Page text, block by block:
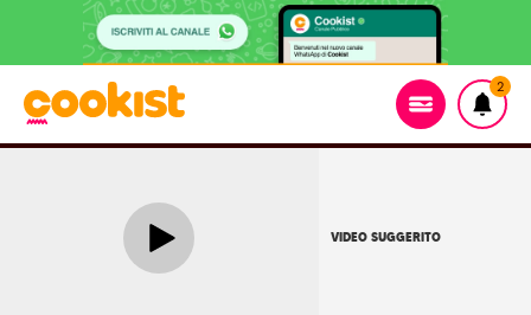
2
VIDEO SUGGERITO